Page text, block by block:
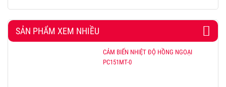
SẢN PHẨM XEM NHIỀU
CẢM BIẾN NHIỆT ĐỘ HỒNG NGOẠI
PC151MT-0